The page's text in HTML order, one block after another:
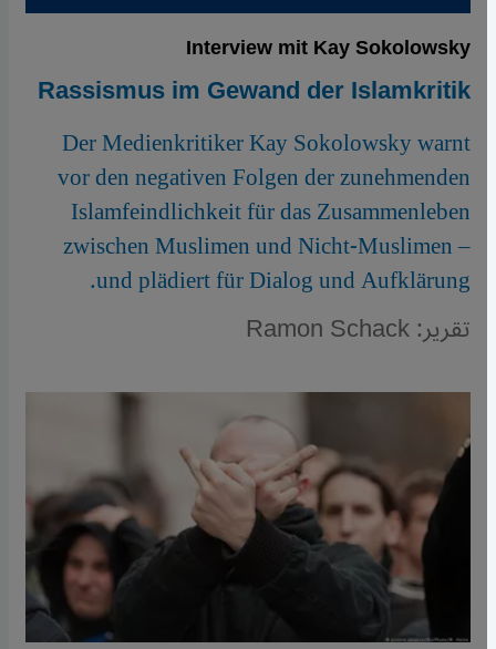
Interview mit Kay Sokolowsky
Rassismus im Gewand der Islamkritik
Der Medienkritiker Kay Sokolowsky warnt
vor den negativen Folgen der zunehmenden
Islamfeindlichkeit für das Zusammenleben
zwischen Muslimen und Nicht-Muslimen –
und plädiert für Dialog und Aufklärung.
تقرير: Ramon Schack